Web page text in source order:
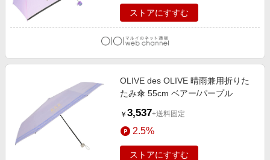
ストアにすすむ
OLIVE des OLIVE 晴雨兼用折りた
たみ傘 55cm ベアー/パープル
￥ 3,537+送料固定
2.5%
ストアにすすむ